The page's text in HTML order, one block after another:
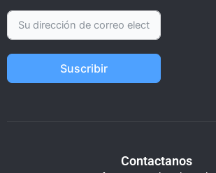
Suscribir
Contactanos